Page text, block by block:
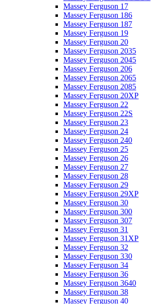
Massey Ferguson 17
Massey Ferguson 186
Massey Ferguson 187
Massey Ferguson 19
Massey Ferguson 20
Massey Ferguson 2035
Massey Ferguson 2045
Massey Ferguson 206
Massey Ferguson 2065
Massey Ferguson 2085
Massey Ferguson 20XP
Massey Ferguson 22
Massey Ferguson 22S
Massey Ferguson 23
Massey Ferguson 24
Massey Ferguson 240
Massey Ferguson 25
Massey Ferguson 26
Massey Ferguson 27
Massey Ferguson 28
Massey Ferguson 29
Massey Ferguson 29XP
Massey Ferguson 30
Massey Ferguson 300
Massey Ferguson 307
Massey Ferguson 31
Massey Ferguson 31XP
Massey Ferguson 32
Massey Ferguson 330
Massey Ferguson 34
Massey Ferguson 36
Massey Ferguson 3640
Massey Ferguson 38
Massey Ferguson 40